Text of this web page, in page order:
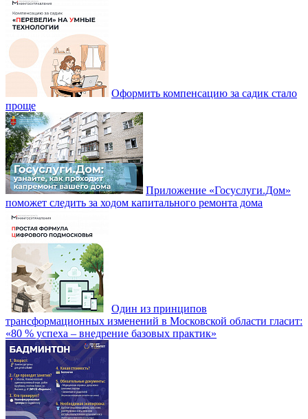
Оформить компенсацию за садик стало
проще
Приложение «Госуслуги.Дом»
поможет следить за ходом капитального ремонта дома
Один из принципов
трансформационных изменений в Московской области гласит:
«80 % успеха – внедрение базовых практик»